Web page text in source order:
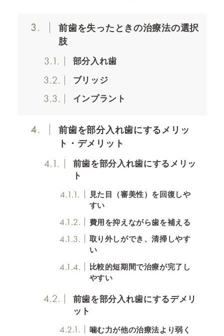
3.
前歯を失ったときの治療法の選択
肢
3.1. 部分入れ歯
3.2. ブリッジ
3.3. インプラント
4.
前歯を部分入れ歯にするメリッ
ト・デメリット
4.1.
前歯を部分入れ歯にするメリッ
ト
4.1.1.
見た目（審美性）を回復しや
すい
4.1.2. 費用を抑えながら歯を補える
4.1.3.
取り外しができ、清掃しやす
い
4.1.4.
比較的短期間で治療が完了し
やすい
4.2.
前歯を部分入れ歯にするデメリ
ット
4.2.1.
噛む力が他の治療法より弱く